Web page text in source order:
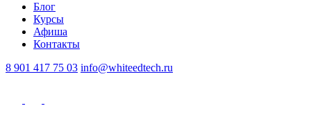
Блог
Курсы
Афиша
Контакты
8 901 417 75 03 info@whiteedtech.ru